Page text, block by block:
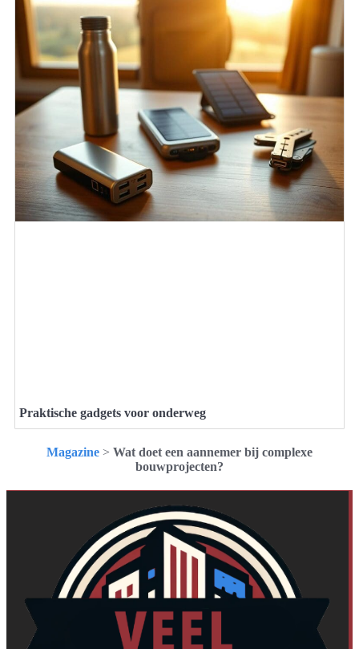
Praktische gadgets voor onderweg
Magazine > Wat doet een aannemer bij complexe
bouwprojecten?